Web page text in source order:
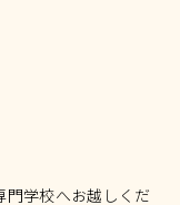
学校へお越しくだ